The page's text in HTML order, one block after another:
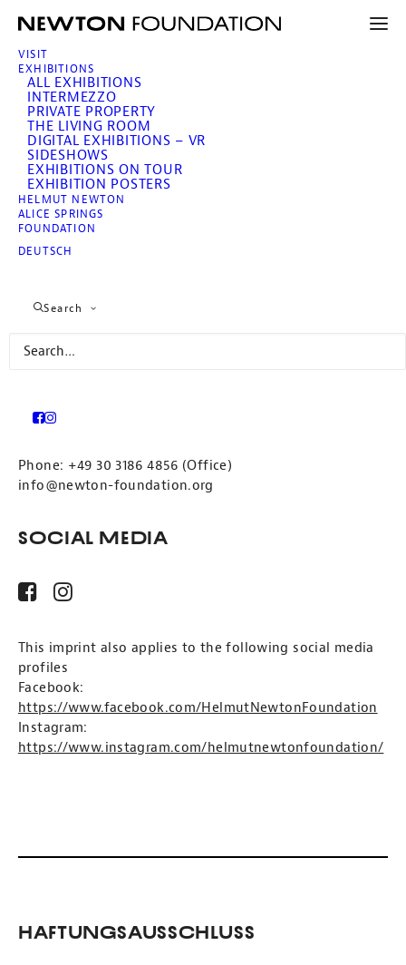
VISIT
EXHIBITIONS
ALL EXHIBITIONS
INTERMEZZO
PRIVATE PROPERTY
THE LIVING ROOM
DIGITAL EXHIBITIONS – VR
SIDESHOWS
EXHIBITIONS ON TOUR
EXHIBITION POSTERS
HELMUT NEWTON
ALICE SPRINGS
FOUNDATION
DEUTSCH
Search
Contact
Assistant: Gerti Alma Erfurt
Adress:
Deutschland
Phone: +49 30 3186 4856 (Office)
info@newton-foundation.org
Social Media
This imprint also applies to the following social media
profiles
Facebook:
https://www.facebook.com/HelmutNewtonFoundation
Instagram:
https://www.instagram.com/helmutnewtonfoundation/
Haftungsausschluss